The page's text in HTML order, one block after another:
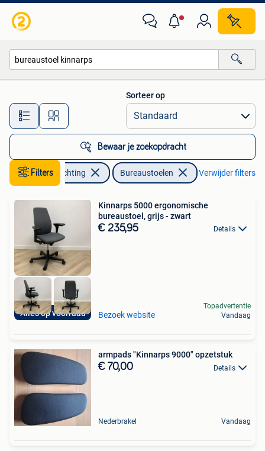
Alle afstanden…
Sorteer op
Bewaar je zoekopdracht
Filters
Huis en Inrichting Bureaustoelen Verwijder filters
Alles op voorraad
Kinnarps 5000 ergonomische
bureaustoel, grijs - zwart
€ 235,95 Details
Bezoek website
Topadvertentie
Vandaag
armpads "Kinnarps 9000" opzetstuk
€ 70,00 Details
Nederbrakel Vandaag